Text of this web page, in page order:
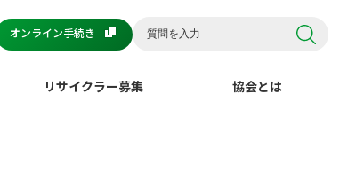
オンライン手続き
リサイクラー募集 協会とは